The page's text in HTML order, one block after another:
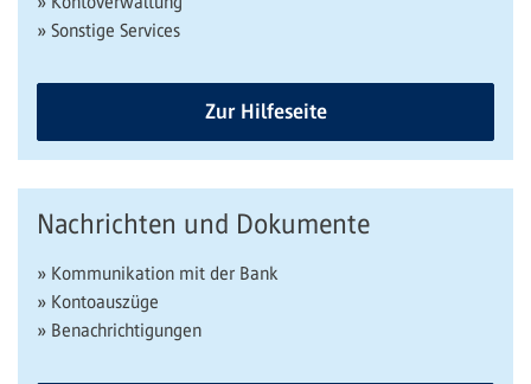
» Sonstige Services
Zur Hilfeseite
Nachrichten und Dokumente
» Kommunikation mit der Bank
» Kontoauszüge
» Benachrichtigungen